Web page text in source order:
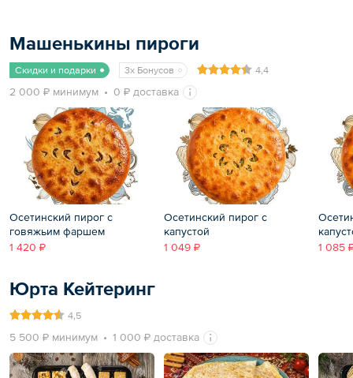
Машенькины пироги
Скидки и подарки 3x Бонусов 4,4
2 000 ₽ минимум 0 ₽ доставка
Осетинский пирог с
говяжьим фаршем
1 420 ₽
Осетинский пирог с
капустой
1 049 ₽
1 085
Юрта Кейтеринг
4,5
5 500 ₽ минимум 1 000 ₽ доставка